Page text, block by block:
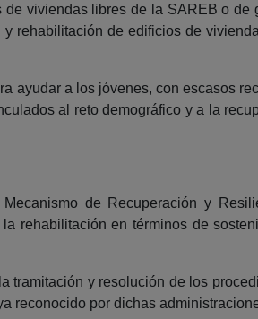
viviendas libres de la SAREB o de
rehabilitación de edificios de
ayudar a los jóvenes, con escasos
al reto demográfico y a la
de Recuperación y
rehabilitación en términos de
tramitación y resolución de los
reconocido por dichas